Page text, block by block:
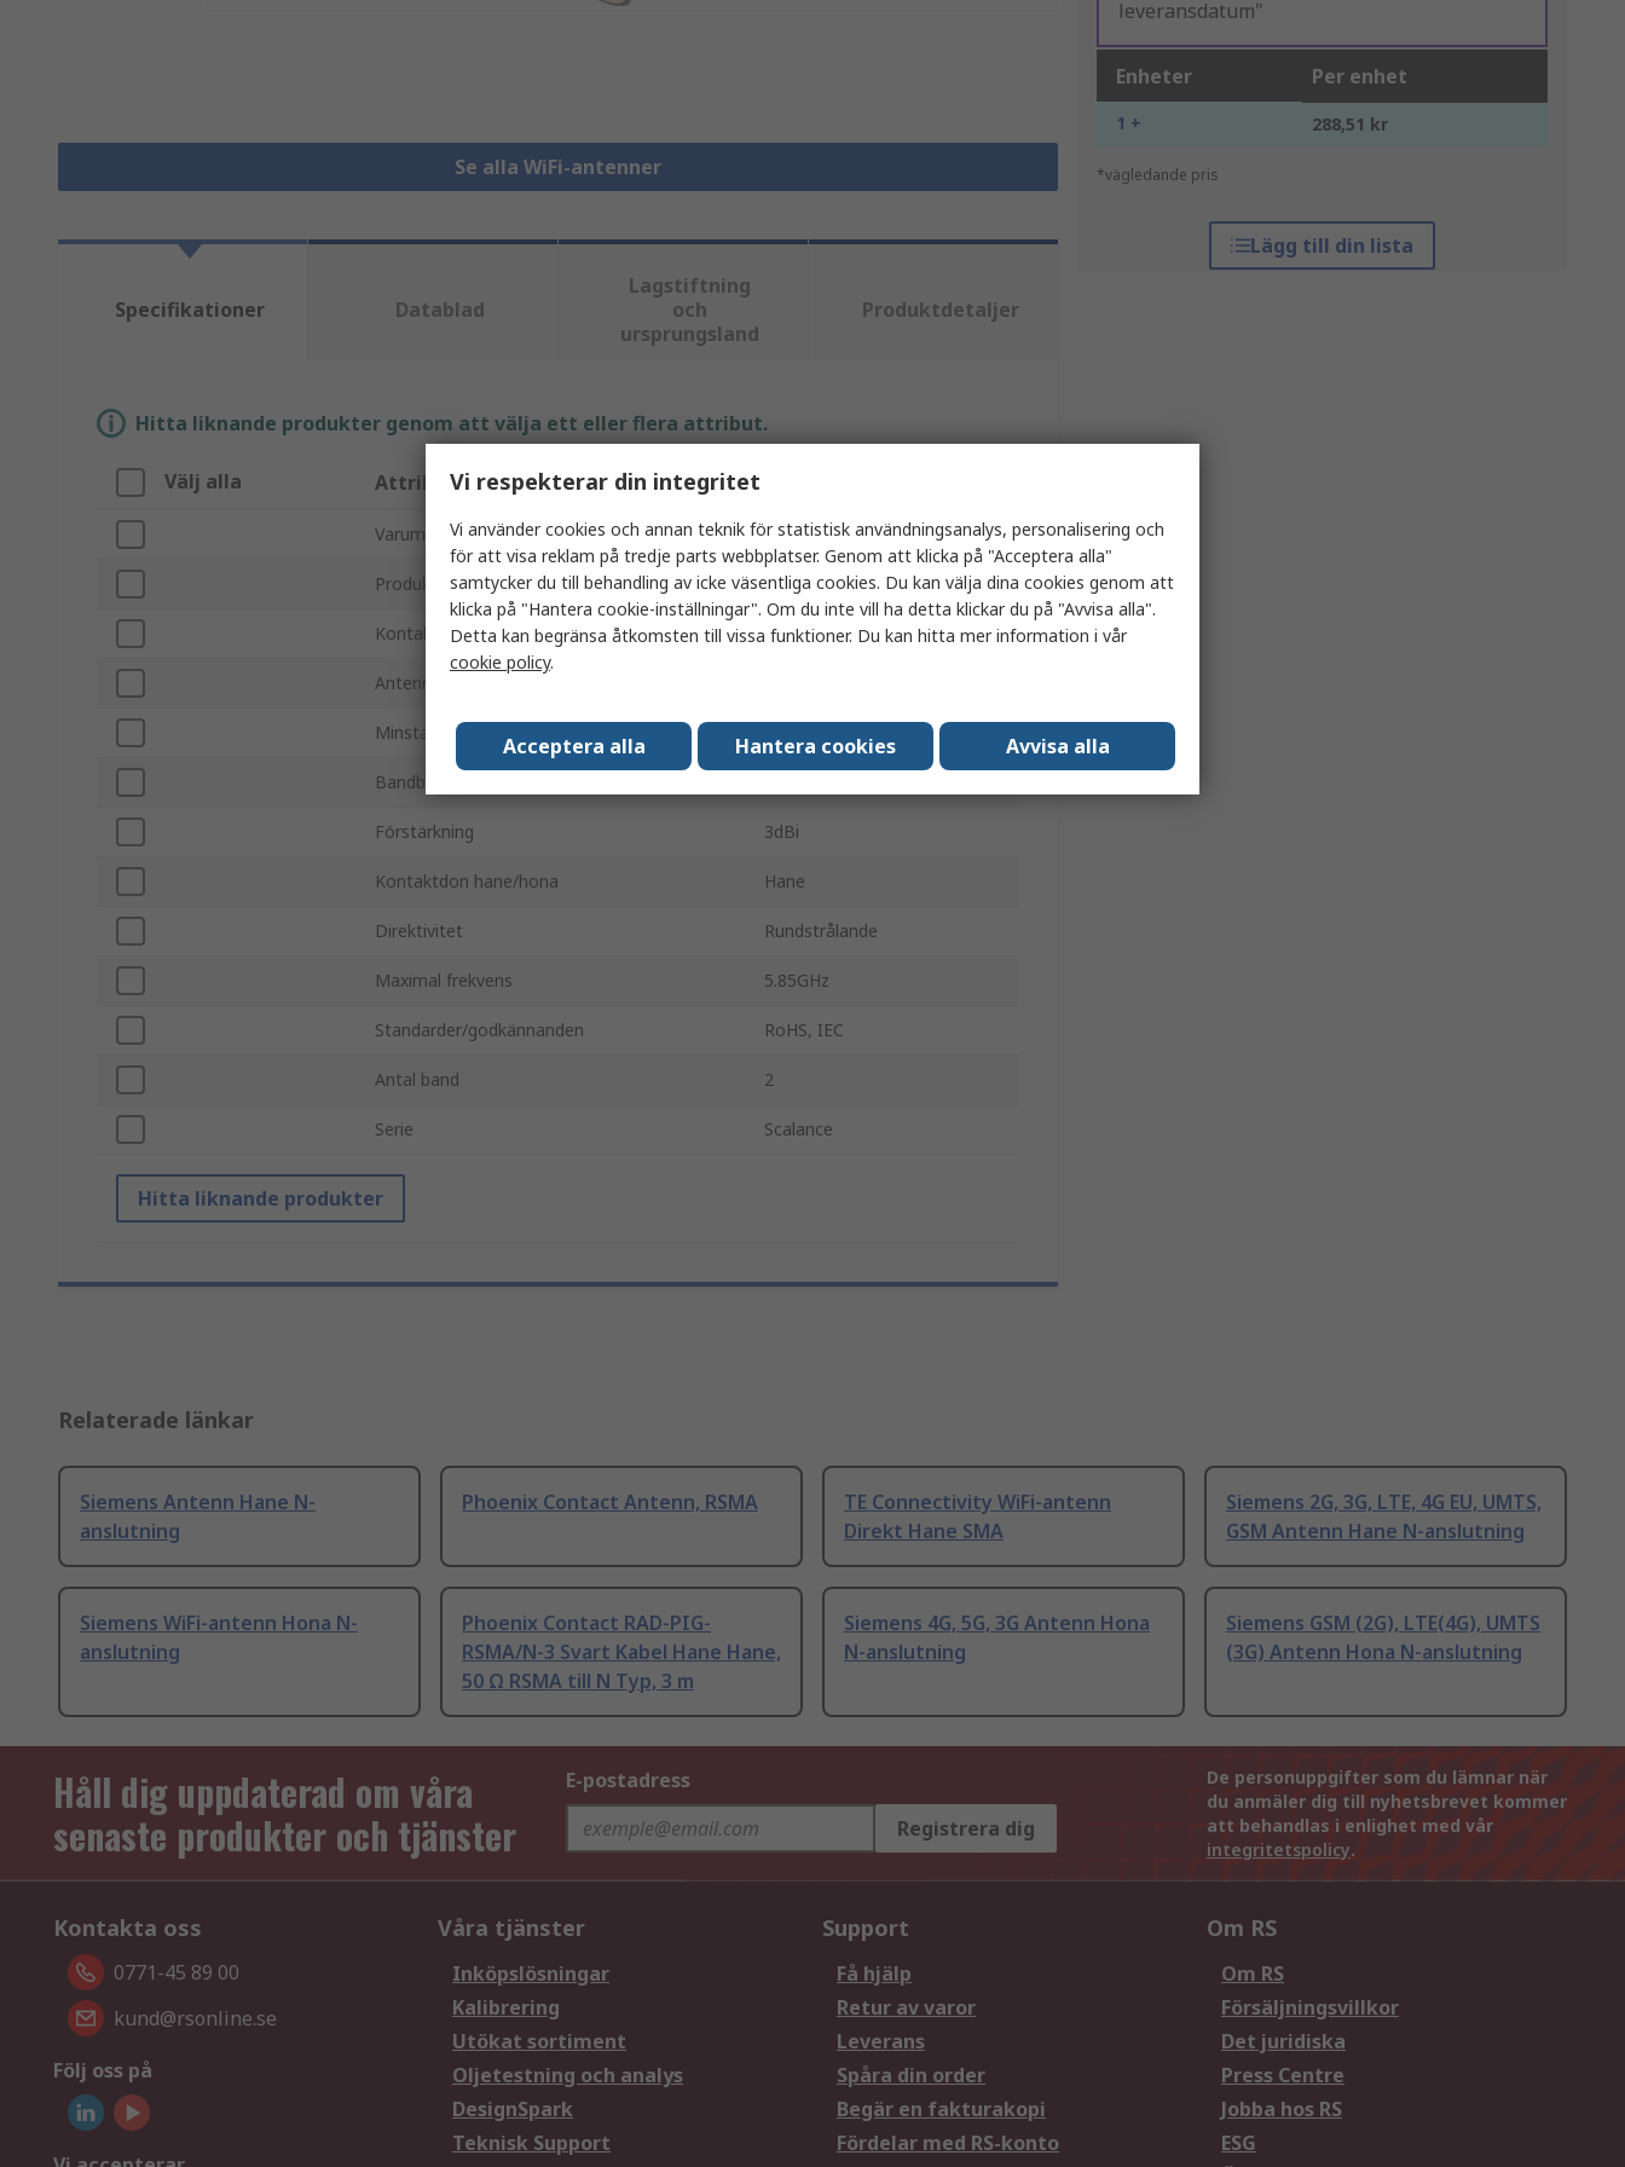
Se alla WiFi-antenner
leveransdatum"
Enheter Per enhet
1 + 288,51 kr
*vägledande pris
Lägg till din lista
Specifikationer Datablad
Lagstiftning
och
ursprungsland
Produktdetaljer
Hitta liknande produkter genom att välja ett eller flera attribut.
Välj alla Attribut
Varumärke Siemens
Produkttyp Antenn
Kontaktdonstyp RSMA-anslutning
Antennmonteringstyp
Minsta frekvens
Bandbredd
Förstärkning 3dBi
Kontaktdon hane/hona Hane
Direktivitet Rundstrålande
Maximal frekvens 5.85GHz
Standarder/godkännanden RoHS, IEC
Antal band 2
Serie Scalance
Hitta liknande produkter
Relaterade länkar
Siemens Antenn Hane N-
anslutning
Phoenix Contact Antenn, RSMA
TE Connectivity WiFi-antenn
Direkt Hane SMA
Siemens 2G, 3G, LTE, 4G EU, UMTS,
GSM Antenn Hane N-anslutning
Siemens WiFi-antenn Hona N-
anslutning
Phoenix Contact RAD-PIG-
RSMA/N-3 Svart Kabel Hane Hane,
50 Ω RSMA till N Typ, 3 m
Siemens 4G, 5G, 3G Antenn Hona
N-anslutning
Siemens GSM (2G), LTE(4G), UMTS
(3G) Antenn Hona N-anslutning
Håll dig uppdaterad om våra
senaste produkter och tjänster
E-postadress
Registrera dig
De personuppgifter som du lämnar när
du anmäler dig till nyhetsbrevet kommer
att behandlas i enlighet med vår
integritetspolicy.
Kontakta oss
0771-45 89 00
kund@rsonline.se
Följ oss på
Våra tjänster
Inköpslösningar
Kalibrering
Utökat sortiment
Oljetestning och analys
DesignSpark
Teknisk Support
Support
Få hjälp
Retur av varor
Leverans
Spåra din order
Begär en fakturakopi
Fördelar med RS-konto
Om RS
Om RS
Försäljningsvillkor
Det juridiska
Press Centre
Jobba hos RS
ESG
Vi respekterar din integritet
Vi använder cookies och annan teknik för statistisk användningsanalys, personalisering och
för att visa reklam på tredje parts webbplatser. Genom att klicka på "Acceptera alla"
samtycker du till behandling av icke väsentliga cookies. Du kan välja dina cookies genom att
klicka på "Hantera cookie-inställningar". Om du inte vill ha detta klickar du på "Avvisa alla".
Detta kan begränsa åtkomsten till vissa funktioner. Du kan hitta mer information i vår
cookie policy.
Acceptera alla Hantera cookies Avvisa alla